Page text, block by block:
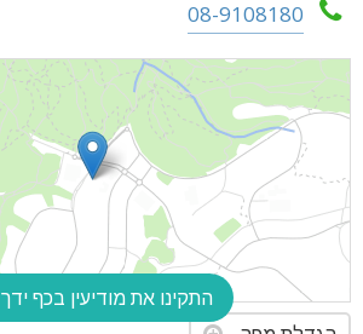
08-9108180
התקינו את מודיעין בכף ידך